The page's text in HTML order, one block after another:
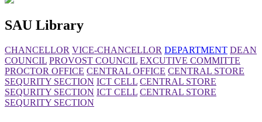
SAU Library
CHANCELLOR VICE-CHANCELLOR DEPARTMENT DEAN
COUNCIL PROVOST COUNCIL EXCUTIVE COMMITTE
PROCTOR OFFICE CENTRAL OFFICE CENTRAL STORE
SEQURITY SECTION ICT CELL CENTRAL STORE
SEQURITY SECTION ICT CELL CENTRAL STORE
SEQURITY SECTION